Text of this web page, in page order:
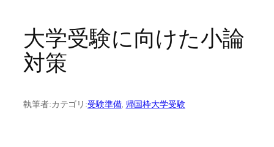
大学受験に向けた小論
対策
執筆者:カテゴリ:受験準備, 帰国枠大学受験